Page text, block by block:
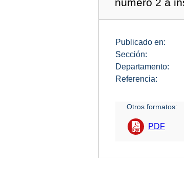
Publicado en:
Sección:
Departamento:
Referencia:
Otros formatos:
PDF